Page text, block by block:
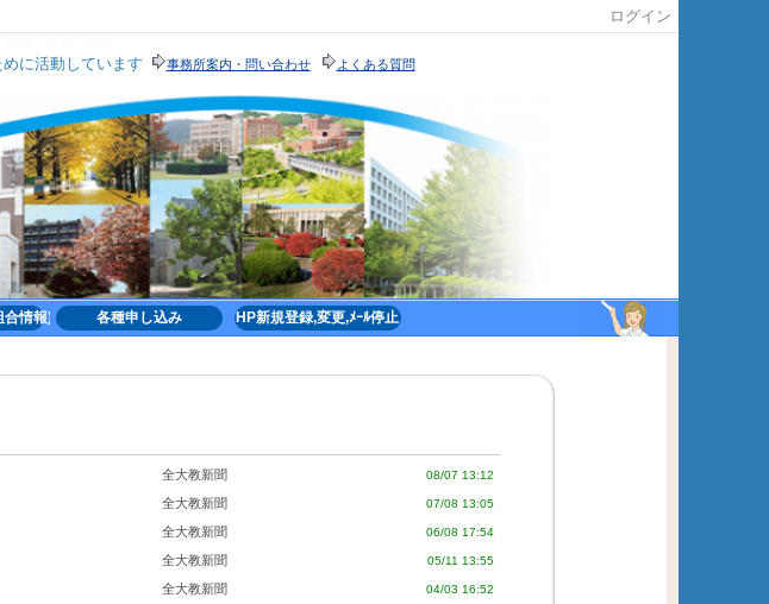
ログイン
に活動しています 事務所案内・問い合わせ
よくある質問
情報) 各種申し込み HP新規登録,変更,ﾒｰﾙ停止
全大教新聞 08/07 13:12
全大教新聞 07/08 13:05
全大教新聞 06/08 17:54
全大教新聞 05/11 13:55
全大教新聞 04/03 16:52